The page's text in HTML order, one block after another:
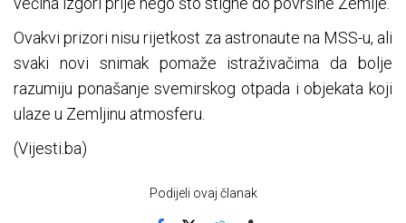
Ovakvi prizori nisu rijetkost za astronaute na MSS-u, ali
svaki novi snimak pomaže istraživačima da bolje
razumiju ponašanje svemirskog otpada i objekata koji
ulaze u Zemljinu atmosferu.
(Vijesti.ba)
Podijeli ovaj članak